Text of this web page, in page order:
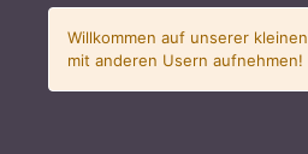
Willkommen auf unserer
mit anderen Usern aufnehmen!